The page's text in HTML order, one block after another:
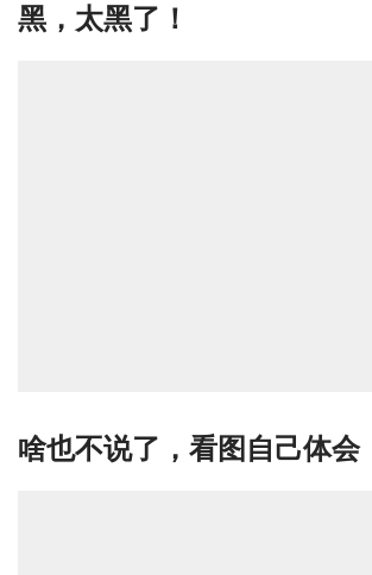
黑，太黑了！
啥也不说了，看图自己体会